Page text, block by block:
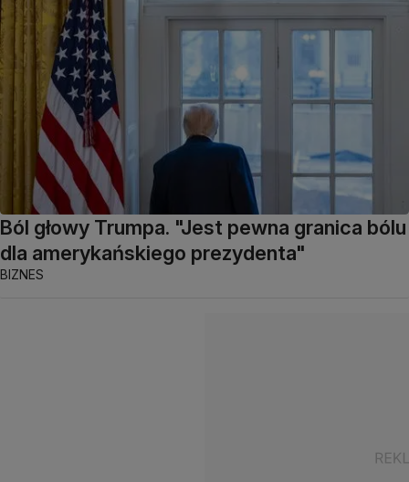
Ból głowy Trumpa. "Jest pewna granica bólu
dla amerykańskiego prezydenta"
BIZNES